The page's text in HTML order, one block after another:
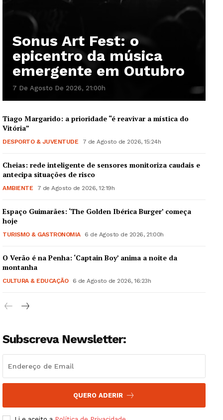
Guimarães, agora!
Institucional
Artigos
Edição Digital
Grande Entrevista
Sonus Art Fest: o
epicentro da música
emergente em Outubro
7 De Agosto De 2026, 21:00h
Tiago Margarido: a prioridade “é reavivar a mística do
Vitória”
DESPORTO & JUVENTUDE 7 de Agosto de 2026, 15:24h
Cheias: rede inteligente de sensores monitoriza caudais e
antecipa situações de risco
AMBIENTE 7 de Agosto de 2026, 12:19h
Espaço Guimarães: ‘The Golden Ibérica Burger’ começa
hoje
TURISMO & GASTRONOMIA 6 de Agosto de 2026, 21:00h
O Verão é na Penha: ‘Captain Boy’ anima a noite da
montanha
CULTURA & EDUCAÇÃO 6 de Agosto de 2026, 16:23h
Subscreva Newsletter:
QUERO ADERIR